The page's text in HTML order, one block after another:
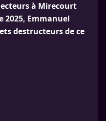
à Mirecourt
2025, Emmanuel
destructeurs de ce